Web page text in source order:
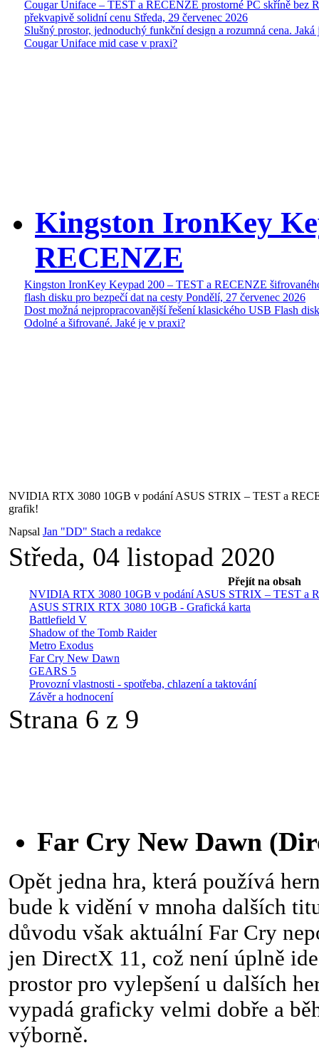
Cougar Uniface – TEST a RECENZE prostorné PC skříně bez
překvapivě solidní cenu Středa, 29 červenec 2026
Slušný prostor, jednoduchý funkční design a rozumná cena. Jaká
Cougar Uniface mid case v praxi?
Kingston IronKey
RECENZE
Kingston IronKey Keypad 200 – TEST a RECENZE
flash disku pro bezpečí dat na cesty Pondělí, 27 červenec 2026
Dost možná nejpropracovanější řešení klasického USB Flash
Odolné a šifrované. Jaké je v praxi?
NVIDIA RTX 3080 10GB v podání ASUS STRIX – TEST a
grafik!
Napsal Jan "DD" Stach a redakce
Středa, 04 listopad 2020
Přejít na obsah
NVIDIA RTX 3080 10GB v podání ASUS STRIX – TEST a
ASUS STRIX RTX 3080 10GB - Grafická karta
Battlefield V
Shadow of the Tomb Raider
Metro Exodus
Far Cry New Dawn
GEARS 5
Provozní vlastnosti - spotřeba, chlazení a taktování
Závěr a hodnocení
Strana 6 z 9
Far Cry New Dawn
Opět jedna hra, která používá
bude k vidění v mnoha dalších
důvodu však aktuální Far Cry
jen DirectX 11, což není úplně
prostor pro vylepšení u dalších
vypadá graficky velmi dobře a
výborně.